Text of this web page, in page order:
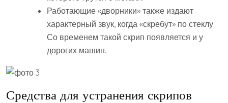
Работающие «дворники» также издают
характерный звук, когда «скребут» по стеклу.
Со временем такой скрип появляется и у
дорогих машин.
Средства для устранения скрипов